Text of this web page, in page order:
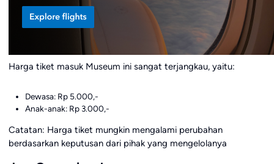
Harga tiket masuk Museum ini sangat terjangkau, yaitu:
Dewasa: Rp 5.000,-
Anak-anak: Rp 3.000,-
Catatan: Harga tiket mungkin mengalami perubahan
berdasarkan keputusan dari pihak yang mengelolanya